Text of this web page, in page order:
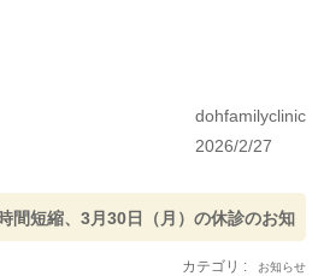
dohfamilyclinic
2026/2/27
間短縮、3月30日（月）の休診のお知
カテゴリ : お知らせ